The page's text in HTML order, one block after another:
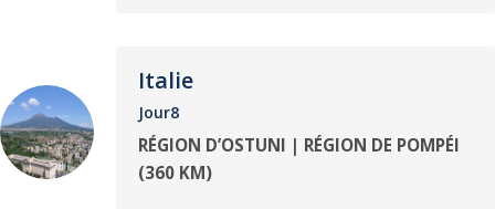
Italie
Jour8
RÉGION D’OSTUNI | RÉGION DE POMPÉI
(360 KM)